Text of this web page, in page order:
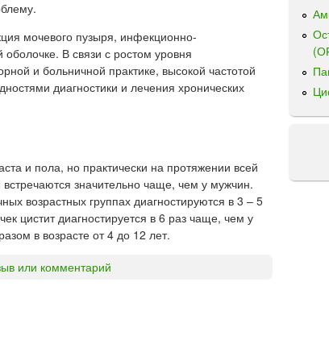
мочевого пузыря, инфекционно-
В связи с ростом уровня
и больничной практике, высокой частотой
диагностики и лечения хронических
и пола, но практически на протяжении всей
значительно чаще, чем у мужчин.
возрастных группах диагностируются в 3 – 5
цистит диагностируется в 6 раз чаще, чем у
в возрасте от 4 до 12 лет.
или комментарий